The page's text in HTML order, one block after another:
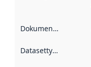
Dokumentasjon
Datasettype